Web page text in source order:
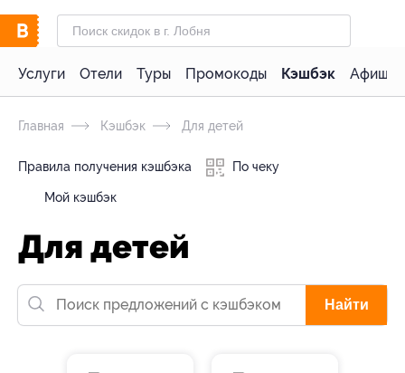
Услуги Отели Туры Промокоды Кэшбэк Афиша
Главная Кэшбэк Для детей
Правила получения кэшбэка По чеку
Мой кэшбэк
Для детей
Найти